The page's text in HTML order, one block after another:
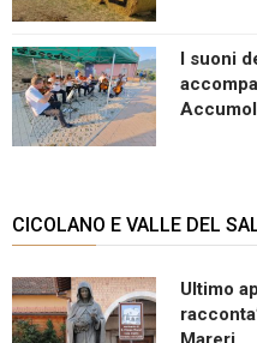
I suoni
CICOLANO E VALLE DEL
Ultimo